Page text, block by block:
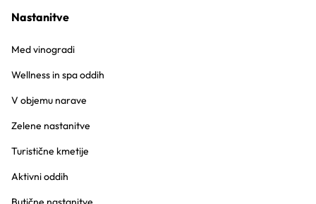
Nastanitve
Med vinogradi
Wellness in spa oddih
V objemu narave
Zelene nastanitve
Turistične kmetije
Aktivni oddih